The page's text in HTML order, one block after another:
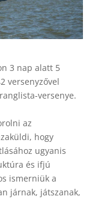
3 nap alatt 5
versenyzővel
versenye.
az
hogy
ugyanis
és ifjú
ismerniük a
járnak, játszanak,